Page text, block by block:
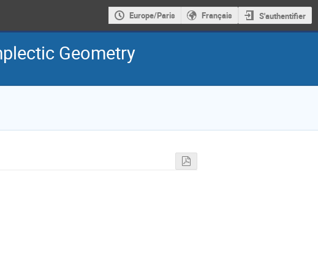
Europe/Paris Français S'authentifier
Geometry